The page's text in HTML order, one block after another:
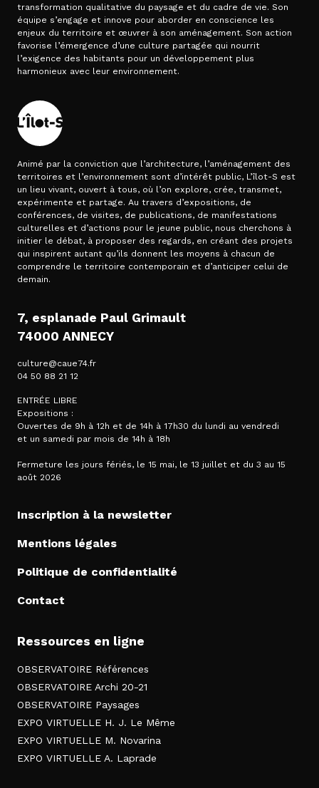
transformation qualitative du paysage et du cadre de vie. Son
équipe s’engage et innove pour aborder en conscience les
enjeux du territoire et œuvrer à son aménagement. Son action
favorise l’émergence d’une culture partagée qui nourrit
l’exigence des habitants pour un développement plus
harmonieux avec leur environnement.
Animé par la conviction que l’architecture, l’aménagement des
territoires et l’environnement sont d’intérêt public, L’îlot-S est
un lieu vivant, ouvert à tous, où l’on explore, crée, transmet,
expérimente et partage. Au travers d’expositions, de
conférences, de visites, de publications, de manifestations
culturelles et d’actions pour le jeune public, nous cherchons à
initier le débat, à proposer des regards, en créant des projets
qui inspirent autant qu’ils donnent les moyens à chacun de
comprendre le territoire contemporain et d’anticiper celui de
demain.
7, esplanade Paul Grimault
74000 ANNECY
culture@caue74.fr
04 50 88 21 12
ENTRÉE LIBRE
Expositions :
Ouvertes de 9h à 12h et de 14h à 17h30 du lundi au vendredi
et un samedi par mois de 14h à 18h
Fermeture les jours fériés, le 15 mai, le 13 juillet et du 3 au 15
août 2026
Inscription à la newsletter
Mentions légales
Politique de confidentialité
Contact
Ressources en ligne
OBSERVATOIRE Références
OBSERVATOIRE Archi 20-21
OBSERVATOIRE Paysages
EXPO VIRTUELLE H. J. Le Même
EXPO VIRTUELLE M. Novarina
EXPO VIRTUELLE A. Laprade